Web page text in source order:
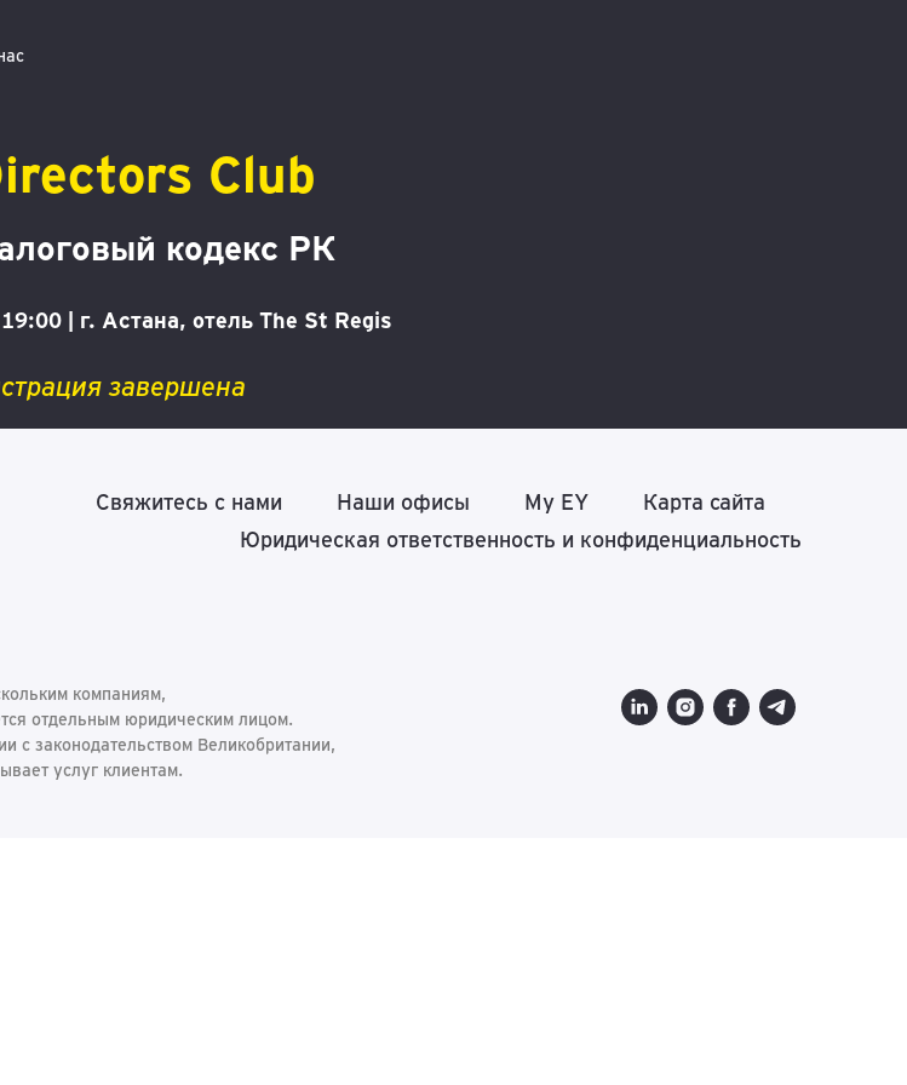
Club
кодекс РК
| г. Астана, отель The St Regis
завершена
Свяжитесь с нами Наши офисы My EY
Карта сайта
Юридическая ответственность и конфиденциальность
компаниям,
отдельным юридическим лицом.
с законодательством Великобритании,
услуг клиентам.